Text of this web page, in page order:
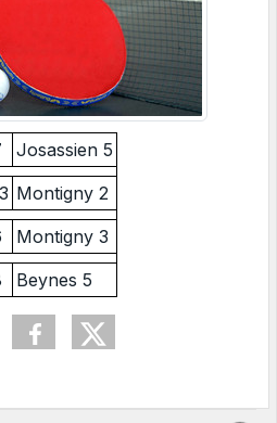
Josassien 5
Montigny 2
Montigny 3
Beynes 5